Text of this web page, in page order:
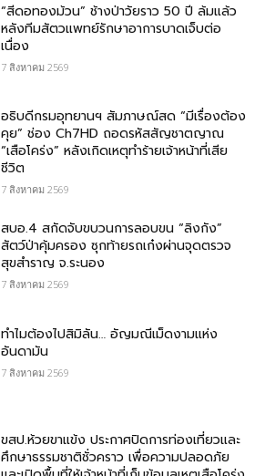
“สีดอทองม้วน” ช้างป่าวัยราว 50 ปี ล้มแล้ว
หลังทีมสัตวแพทย์รักษาอาการบาดเจ็บต่อ
เนื่อง
7 สิงหาคม 2569
อธิบดีกรมอุทยานฯ สัมภาษณ์สด “มีเรื่องต้อง
คุย” ช่อง Ch7HD ถอดรหัสสัญชาตญาณ
“เสือโคร่ง” หลังเกิดเหตุทำร้ายเจ้าหน้าที่เสีย
ชีวิต
7 สิงหาคม 2569
สบอ.4 สกัดจับขบวนการลอบขน “ลิงกัง”
สัตว์ป่าคุ้มครอง ซุกท้ายรถเก๋งผ่านจุดตรวจ
สุขสำราญ จ.ระนอง
7 สิงหาคม 2569
ทำไมต้องไปสิมิลัน… อัญมณีเม็ดงามแห่ง
อันดามัน
7 สิงหาคม 2569
ขสป.ห้วยขาแข้ง ประกาศปิดการท่องเที่ยวและ
ศึกษาธรรมชาติชั่วคราว เพื่อความปลอดภัย